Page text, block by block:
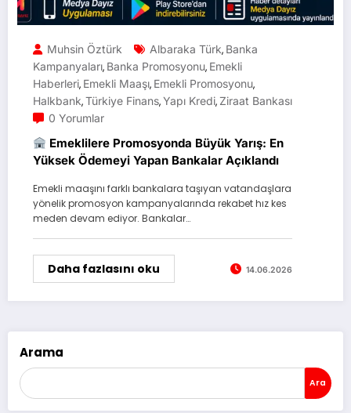
Muhsin Öztürk Albaraka Türk, Banka
Kampanyaları, Banka Promosyonu, Emekli
Haberleri, Emekli Maaşı, Emekli Promosyonu,
Halkbank,Türkiye Finans,Yapı Kredi,Ziraat Bankası
0 Yorumlar
Emeklilere Promosyonda Büyük Yarış: En
Yüksek Ödemeyi Yapan Bankalar Açıklandı
Emekli maaşını farklı bankalara taşıyan vatandaşlara
yönelik promosyon kampanyalarında rekabet hız kes
meden devam ediyor. Bankalar…
Daha fazlasını oku 14.06.2026
Arama
Ara